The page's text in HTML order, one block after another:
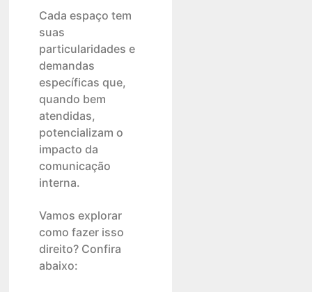
Cada espaço tem
suas
particularidades e
demandas
específicas que,
quando bem
atendidas,
potencializam o
impacto da
comunicação
interna.
Vamos explorar
como fazer isso
direito? Confira
abaixo: